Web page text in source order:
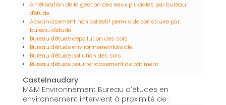
Amélioration de la gestion des eaux pluviales par bureau
d'étude
Assainissement non collectif permis de construire par
bureau d'étude
Bureau d'étude dépollution des sols
Bureau d'étude environnementale dle
Bureau d'étude pollution des sols
Bureau d'étude pour terrassement de bâtiment
Castelnaudary
M&M Environnement Bureau d’études en
environnement intervient à proximité de :